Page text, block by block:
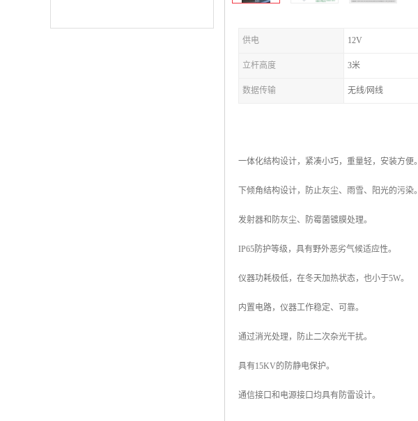
供电 12V
立杆高度 3米
数据传输 无线/网线
一体化结构设计，紧凑小巧，重量轻，安装方便。
下倾角结构设计，防止灰尘、雨雪、阳光的污染。
发射器和防灰尘、防霉菌镀膜处理。
IP65防护等级，具有野外恶劣气候适应性。
仪器功耗极低，在冬天加热状态，也小于5W。
内置电路，仪器工作稳定、可靠。
通过消光处理，防止二次杂光干扰。
具有15KV的防静电保护。
通信接口和电源接口均具有防雷设计。